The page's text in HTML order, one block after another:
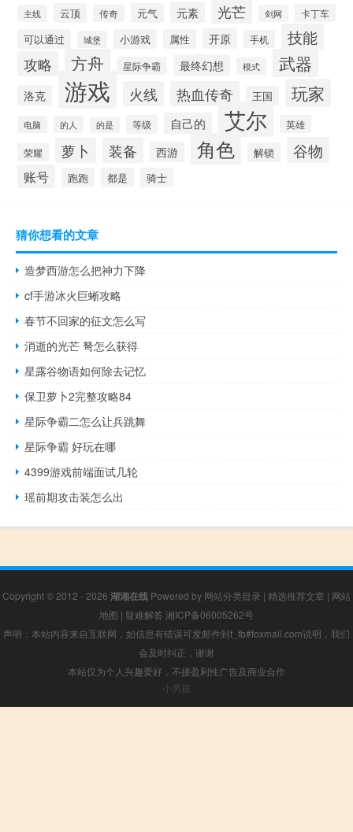
主线 云顶 传奇 元气 元素 光芒 剑网 卡丁车
可以通过 城堡 小游戏 属性 开原 手机 技能
攻略 方舟 星际争霸 最终幻想 模式 武器
洛克 游戏 火线 热血传奇 王国 玩家
电脑 的人 的是 等级 自己的 艾尔 英雄
荣耀 萝卜 装备 西游 角色 解锁 谷物
账号 跑跑 都是 骑士
猜你想看的文章
造梦西游怎么把神力下降
cf手游冰火巨蜥攻略
春节不回家的征文怎么写
消逝的光芒 弩怎么获得
星露谷物语如何除去记忆
保卫萝卜2完整攻略84
星际争霸二怎么让兵跳舞
星际争霸 好玩在哪
4399游戏前端面试几轮
瑶前期攻击装怎么出
Copyright © 2012 - 2026 湖湘在线 Powered by 网站分类目录 | 精选推荐文章 | 网站
地图 | 疑难解答 湘ICP备06005262号
声明：本站内容来自互联网，如信息有错误可发邮件到f_fb#foxmail.com说明，我们
会及时纠正，谢谢
本站仅为个人兴趣爱好，不接盈利性广告及商业合作
小男孩